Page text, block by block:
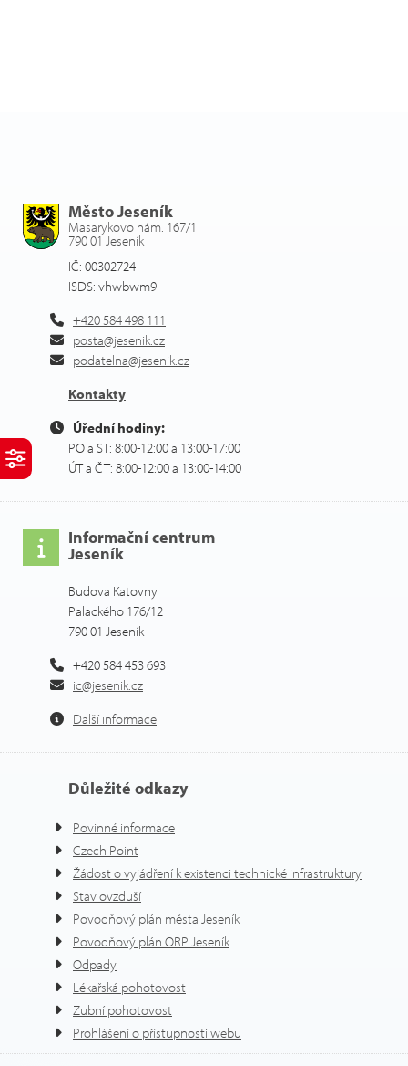
Město Jeseník
Masarykovo nám. 167/1
790 01 Jeseník
IČ: 00302724
ISDS: vhwbwm9
+420 584 498 111
posta@jesenik.cz
podatelna@jesenik.cz
Kontakty
Úřední hodiny:
PO a ST: 8:00-12:00 a 13:00-17:00
ÚT a ČT: 8:00-12:00 a 13:00-14:00
Informační centrum
Jeseník
Budova Katovny
Palackého 176/12
790 01 Jeseník
+420 584 453 693
ic@jesenik.cz
Další informace
Důležité odkazy
Povinné informace
Czech Point
Žádost o vyjádření k existenci technické infrastruktury
Stav ovzduší
Povodňový plán města Jeseník
Povodňový plán ORP Jeseník
Odpady
Lékařská pohotovost
Zubní pohotovost
Prohlášení o přístupnosti webu